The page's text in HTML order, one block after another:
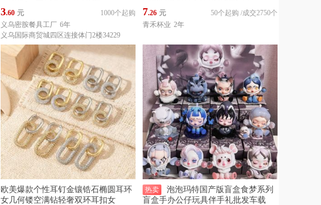
3.60 元
1000个起购
义乌密胺餐具工厂 6年
义乌国际商贸城四区连接体门2楼34229
7.26 元 成交2750个
50个起购 /
青禾杯业 2年
欧美爆款个性耳钉金镶锆石椭圆耳环
女几何镂空满钻轻奢双环耳扣女
热卖
泡泡玛特国产版盲盒食梦系列
盲盒手办公仔玩具伴手礼批发车载